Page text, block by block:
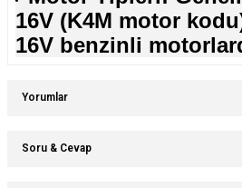
16V (K4M motor
16V benzinli
Yorumlar
Soru & Cevap